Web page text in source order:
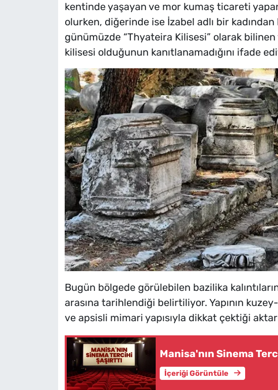
kentinde yaşayan ve mor kumaş ticareti
olurken, diğerinde ise İzabel adlı bir
günümüzde “Thyateira Kilisesi” olarak bilinen
kilisesi olduğunun kanıtlanamadığını ifade
Bugün bölgede görülebilen bazilika
arasına tarihlendiği belirtiliyor. Yapının
ve apsisli mimari yapısıyla dikkat çektiği
Manisa'nın Sinema
İçeriği Görüntüle